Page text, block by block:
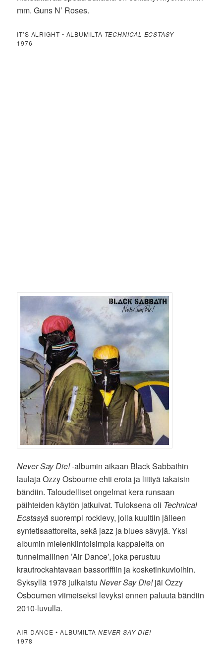
mm. Guns N’ Roses.
IT’S ALRIGHT • ALBUMILTA TECHNICAL ECSTASY
1976
Never Say Die!-albumin aikaan Black Sabbathin
laulaja Ozzy Osbourne ehti erota ja liittyä takaisin
bändiin. Taloudelliset ongelmat kera runsaan
päihteiden käytön jatkuivat. Tuloksena oli Technical
Ecstasyäsuorempi rocklevy, jolla kuultiin jälleen
syntetisaattoreita, sekä jazz ja blues sävyjä. Yksi
albumin mielenkiintoisimpia kappaleita on
tunnelmallinen ’Air Dance’, joka perustuu
krautrockahtavaan bassoriffiin ja kosketinkuvioihin.
Syksyllä 1978 julkaistuNever Say Die!jäi Ozzy
Osbournen viimeiseksi levyksi ennen paluuta bändiin
2010-luvulla.
AIR DANCE • ALBUMILTA NEVER SAY DIE!
1978